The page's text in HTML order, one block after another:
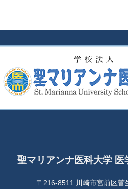
聖マリアンナ医科大学 医
〒216-8511 川崎市宮前区菅